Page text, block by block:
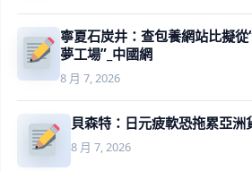
寧夏石炭井：查包養網站比擬
夢工場”_中國網
8 月 7, 2026
貝森特：日元疲軟恐拖累亞洲
8 月 7, 2026